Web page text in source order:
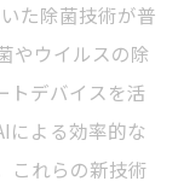
の形成
提案
ローチ
た除菌技術が普
やウイルスの除
トデバイスを活
による効率的な
これらの新技術